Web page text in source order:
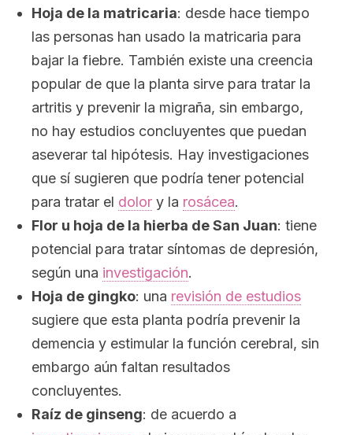
Hoja de la matricaria: desde hace tiempo
las personas han usado la matricaria para
bajar la fiebre. También existe una creencia
popular de que la planta sirve para tratar la
artritis y prevenir la migraña, sin embargo,
no hay estudios concluyentes que puedan
aseverar tal hipótesis. Hay investigaciones
que sí sugieren que podría tener potencial
para tratar el dolor y la rosácea.
Flor u hoja de la hierba de San Juan: tiene
potencial para tratar síntomas de depresión,
según una investigación.
Hoja de gingko: una revisión de estudios
sugiere que esta planta podría prevenir la
demencia y estimular la función cerebral, sin
embargo aún faltan resultados
concluyentes.
Raíz de ginseng: de acuerdo a